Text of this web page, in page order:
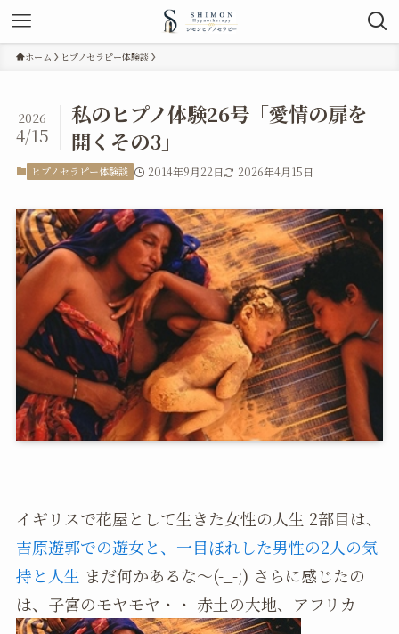
ホーム ヒプノセラピー体験談
私のヒプノ体験26号「愛情の扉を
開くその3」
2026
4/15
ヒプノセラピー体験談 2014年9月22日 2026年4月15日
イギリスで花屋として生きた女性の人生 2部目は、
吉原遊郭での遊女と、一目ぼれした男性の2人の気
持と人生 まだ何かあるな～(-_-;) さらに感じたの
は、子宮のモヤモヤ・・ 赤土の大地、アフリカ